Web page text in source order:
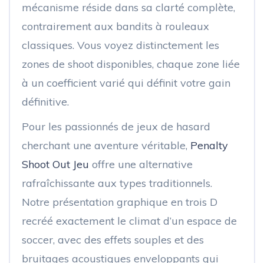
mécanisme réside dans sa clarté complète,
contrairement aux bandits à rouleaux
classiques. Vous voyez distinctement les
zones de shoot disponibles, chaque zone liée
à un coefficient varié qui définit votre gain
définitive.
Pour les passionnés de jeux de hasard
cherchant une aventure véritable, Penalty
Shoot Out Jeu offre une alternative
rafraîchissante aux types traditionnels.
Notre présentation graphique en trois D
recréé exactement le climat d’un espace de
soccer, avec des effets souples et des
bruitages acoustiques enveloppants qui